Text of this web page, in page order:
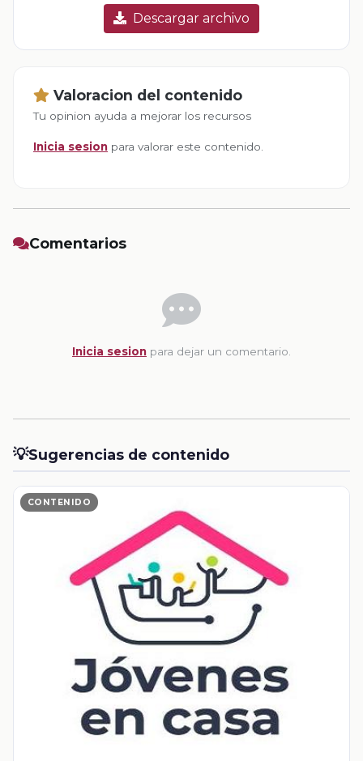
Descargar archivo
Valoracion del contenido
Tu opinion ayuda a mejorar los recursos
Inicia sesion para valorar este contenido.
Comentarios
Inicia sesion para dejar un comentario.
💡Sugerencias de contenido
CONTENIDO